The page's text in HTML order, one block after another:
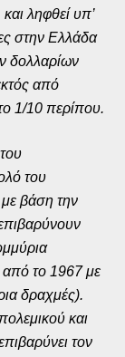
ληφθεί υπ’
στην Ελλάδα
δολλαρίων
από
1/10 περίπου.
του
με βάση την
από το 1967 με
δραχμές).
και
τον